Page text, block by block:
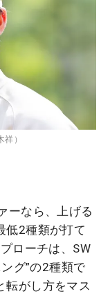
）
ーなら、上げる
低2種類が打て
ローチは、SW
グ”の2種類で
転がし方をマス